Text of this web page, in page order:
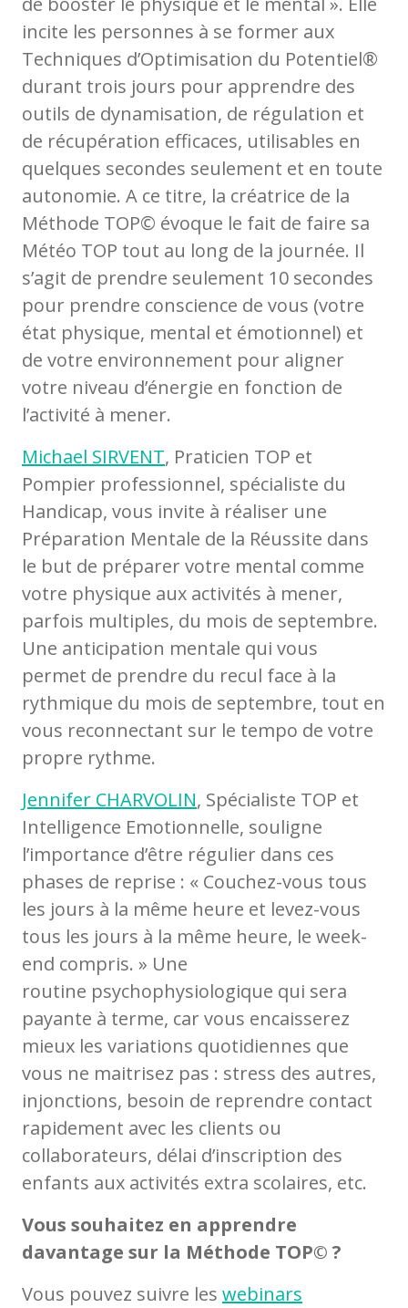
incite les personnes à se former aux
Techniques d’Optimisation du Potentiel®
durant trois jours pour apprendre des
outils de dynamisation, de régulation et
de récupération efficaces, utilisables en
quelques secondes seulement et en toute
autonomie. A ce titre, la créatrice de la
Méthode TOP© évoque le fait de faire sa
Météo TOP tout au long de la journée. Il
s’agit de prendre seulement 10 secondes
pour prendre conscience de vous (votre
état physique, mental et émotionnel) et
de votre environnement pour aligner
votre niveau d’énergie en fonction de
l’activité à mener.
Michael SIRVENT, Praticien TOP et
Pompier professionnel, spécialiste du
Handicap, vous invite à réaliser une
Préparation Mentale de la Réussite dans
le but de préparer votre mental comme
votre physique aux activités à mener,
parfois multiples, du mois de septembre.
Une anticipation mentale qui vous
permet de prendre du recul face à la
rythmique du mois de septembre, tout en
vous reconnectant sur le tempo de votre
propre rythme.
Jennifer CHARVOLIN, Spécialiste TOP et
Intelligence Emotionnelle, souligne
l’importance d’être régulier dans ces
phases de reprise : « Couchez-vous tous
les jours à la même heure et levez-vous
tous les jours à la même heure, le week-
end compris. » Une
routine psychophysiologique qui sera
payante à terme, car vous encaisserez
mieux les variations quotidiennes que
vous ne maitrisez pas : stress des autres,
injonctions, besoin de reprendre contact
rapidement avec les clients ou
collaborateurs, délai d’inscription des
enfants aux activités extra scolaires, etc.
Vous souhaitez en apprendre
davantage sur la Méthode TOP© ?
Vous pouvez suivre les webinars